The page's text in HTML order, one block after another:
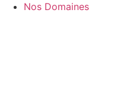
Nos Domaines